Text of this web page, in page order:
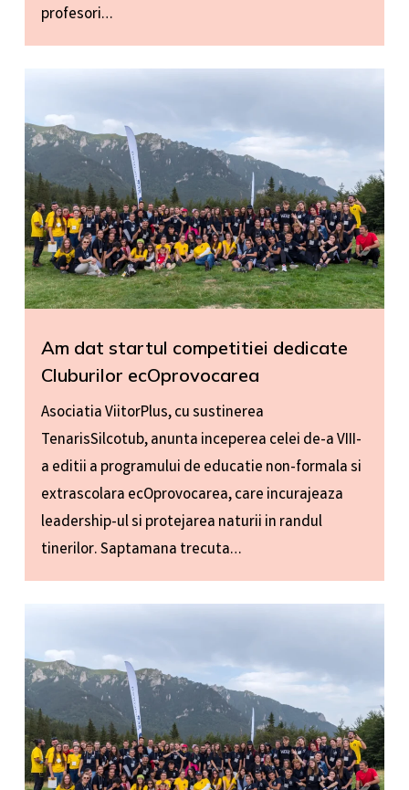
profesori…
Am dat startul competitiei dedicate
Cluburilor ecOprovocarea
Asociatia ViitorPlus, cu sustinerea
TenarisSilcotub, anunta inceperea celei de-a VIII-
a editii a programului de educatie non-formala si
extrascolara ecOprovocarea, care incurajeaza
leadership-ul si protejarea naturii in randul
tinerilor. Saptamana trecuta…